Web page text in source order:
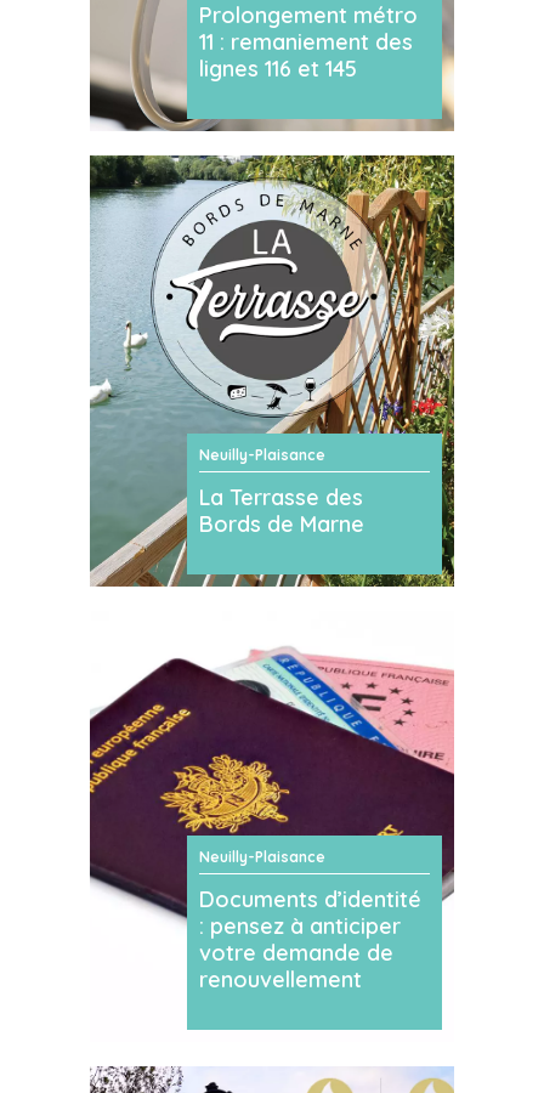
Prolongement métro
11 : remaniement des
lignes 116 et 145
Neuilly-Plaisance
La Terrasse des
Bords de Marne
Neuilly-Plaisance
Documents d’identité
: pensez à anticiper
votre demande de
renouvellement